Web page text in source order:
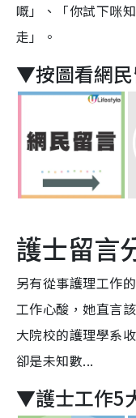
嘅」、「你試下咪
走」。
▼按圖看網
護士留言
另有從事護理工作
工作心酸，她直言
大院校的護理學系
卻是未知數...
▼護士工作5